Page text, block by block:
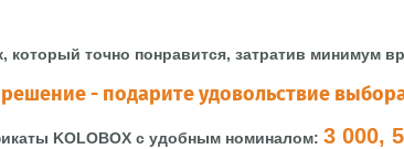
который точно понравится, затратив минимум
- подарите удовольствие
KOLOBOX с удобным номиналом: 3 000,